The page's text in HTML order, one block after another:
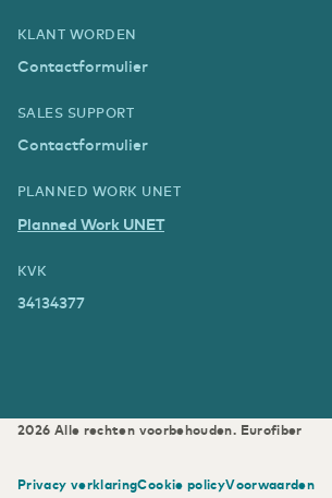
KLANT WORDEN
Contactformulier
SALES SUPPORT
Contactformulier
PLANNED WORK UNET
Planned Work UNET
KVK
34134377
2026 Alle rechten voorbehouden. Eurofiber
Privacy verklaringCookie policyVoorwaarden